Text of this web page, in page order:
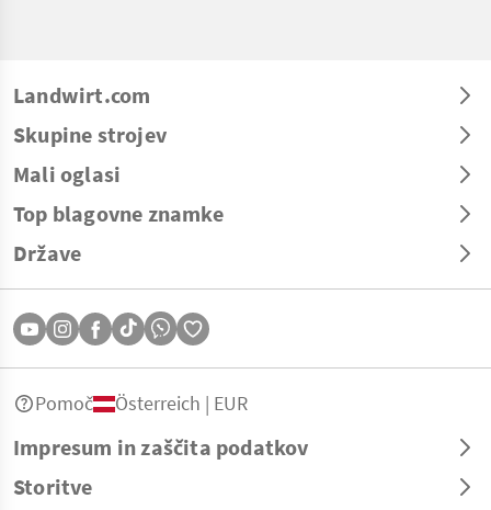
Landwirt.com
Skupine strojev
Mali oglasi
Top blagovne znamke
Države
Impresum in zaščita podatkov
Storitve
Pomoč Österreich | EUR